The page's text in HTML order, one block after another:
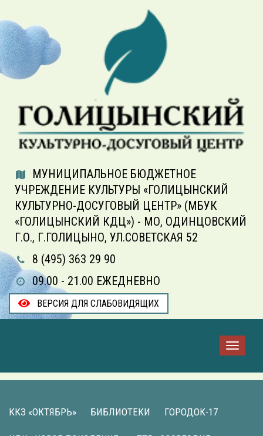
МУНИЦИПАЛЬНОЕ БЮДЖЕТНОЕ
УЧРЕЖДЕНИЕ КУЛЬТУРЫ «ГОЛИЦЫНСКИЙ
КУЛЬТУРНО-ДОСУГОВЫЙ ЦЕНТР» (МБУК
«ГОЛИЦЫНСКИЙ КДЦ») - МО, ОДИНЦОВСКИЙ
Г.О., Г.ГОЛИЦЫНО, УЛ.СОВЕТСКАЯ 52
8 (495) 363 29 90
09.00 - 21.00 ЕЖЕДНЕВНО
ВЕРСИЯ ДЛЯ СЛАБОВИДЯЩИХ
ККЗ «ОКТЯБРЬ» БИБЛИОТЕКИ ГОРОДОК-17